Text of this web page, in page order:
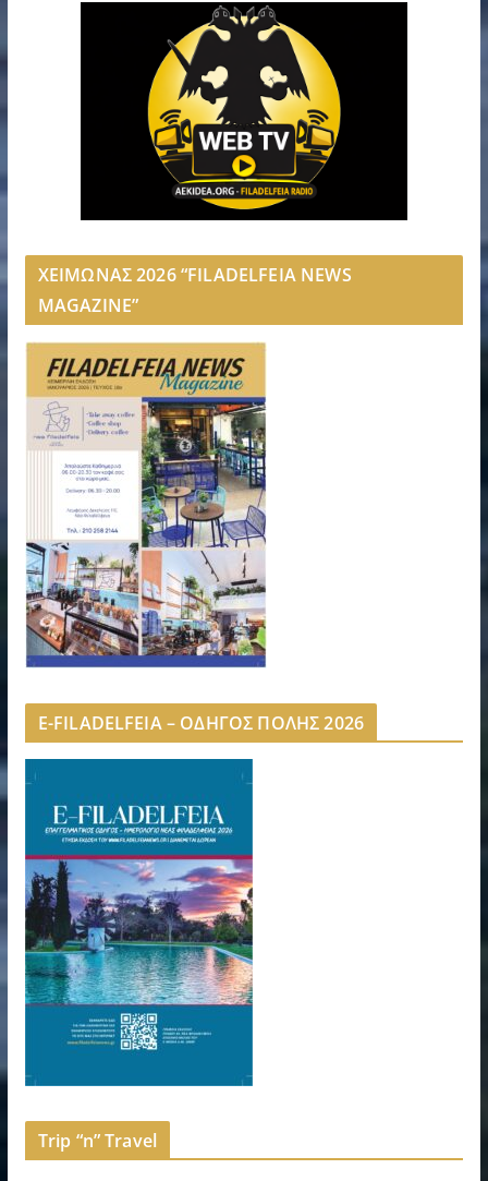
ΧΕΙΜΩΝΑΣ 2026 “FILADELFEIA NEWS
MAGAZINE”
E-FILADELFEIA – ΟΔΗΓΟΣ ΠΟΛΗΣ 2026
Trip “n” Travel